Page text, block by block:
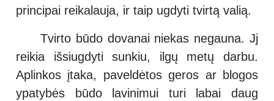
principai reikalauja, ir taip ugdyti tvirtą valią.
Tvirto būdo dovanai niekas negauna. Jj
reikia išsiugdyti sunkiu, ilgų metų darbu.
Aplinkos įtaka, paveldėtos geros ar blogos
ypatybės būdo lavinimui turi labai daug